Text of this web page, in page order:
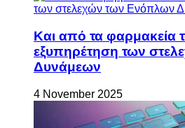
Και από τα φαρμακεία
εξυπηρέτηση των
Δυνάμεων
4 November 2025